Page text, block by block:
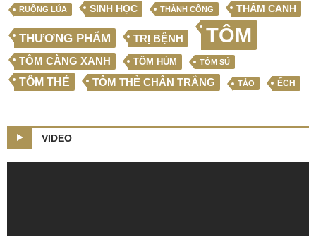
RUỘNG LÚA SINH HỌC THÀNH CÔNG THÂM CANH
THƯƠNG PHẨM TRỊ BỆNH TÔM
TÔM CÀNG XANH TÔM HÙM TÔM SÚ
TÔM THẺ TÔM THẺ CHÂN TRẮNG TẢO ẾCH
VIDEO